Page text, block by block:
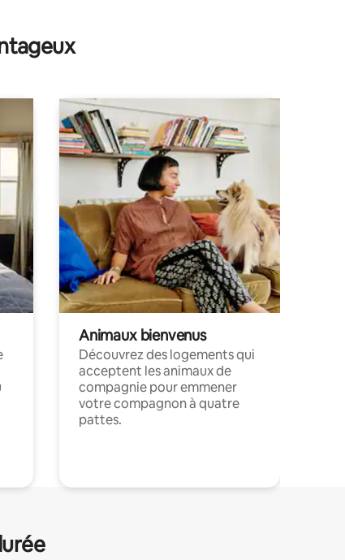
: 4,83 sur 5
Animaux bienvenus
Découvrez des logements qui
acceptent les animaux de
compagnie pour emmener
votre compagnon à quatre
pattes.